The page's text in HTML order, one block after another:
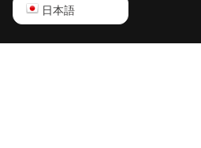
日本語
English